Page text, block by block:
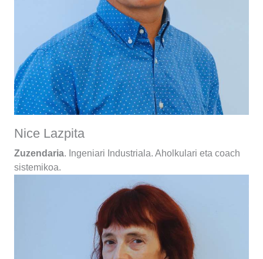
Nice Lazpita
Zuzendaria. Ingeniari Industriala. Aholkulari eta coach
sistemikoa.